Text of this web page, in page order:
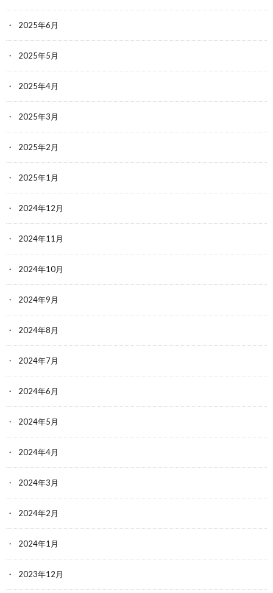
2025年6月
2025年5月
2025年4月
2025年3月
2025年2月
2025年1月
2024年12月
2024年11月
2024年10月
2024年9月
2024年8月
2024年7月
2024年6月
2024年5月
2024年4月
2024年3月
2024年2月
2024年1月
2023年12月